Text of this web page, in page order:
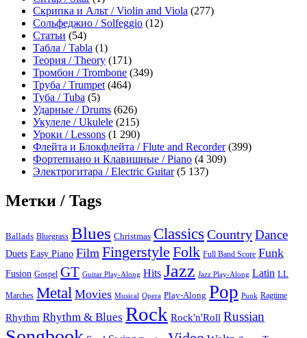
Скрипка и Альт / Violin and Viola (277)
Сольфеджио / Solfeggio (12)
Статьи (54)
Табла / Tabla (1)
Теория / Theory (171)
Тромбон / Trombone (349)
Труба / Trumpet (464)
Туба / Tuba (5)
Ударные / Drums (626)
Укулеле / Ukulele (215)
Уроки / Lessons (1 290)
Флейта и Блокфлейта / Flute and Recorder(399)
Фортепиано и Клавишные / Piano (4 309)
Электрогитара / Electric Guitar(5 137)
Метки / Tags
Ballads Bluegrass Blues Christmas Classics CountryDance
Duets Easy Piano Film Fingerstyle Folk Full Band Score Funk
Fusion Gospel GT Guitar Play-Along Hits Jazz Jazz Play-Along Latin LL
Marches Metal Movies Musical Opera Play-Along Pop Punk Ragtime
Rhythm Rhythm & Blues Rock Rock'n'Roll Russian